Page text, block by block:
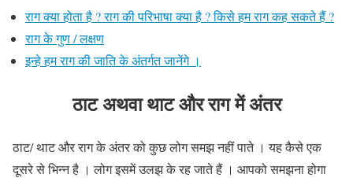
राग क्या होता है ? राग की परिभाषा क्या है ? किसे हम राग कह सकते हैं ?
राग के गुण / लक्षण
इन्हे हम राग की जाति के अंतर्गत जानेंगे ।
ठाट अथवाथाट और रागमें अंतर
ठाट/ थाट और राग के अंतर को कुछ लोग समझ नहीं पाते । यह कैसे एक
दूसरे से भिन्न है । लोग इसमें उलझ के रह जाते हैं । आपको समझना होगा